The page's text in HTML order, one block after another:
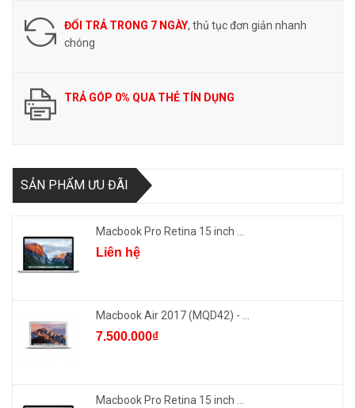
ĐỔI TRẢ TRONG 7 NGÀY, thủ tục đơn giản nhanh
chóng
TRẢ GÓP 0% QUA THẺ TÍN DỤNG
SẢN PHẨM ƯU ĐÃI
Macbook Pro Retina 15 inch ...
Liên hệ
Macbook Air 2017 (MQD42) - ...
7.500.000₫
Macbook Pro Retina 15 inch ...